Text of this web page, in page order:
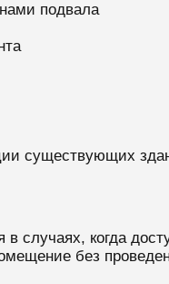
подвала
существующих
в случаях, когда
без